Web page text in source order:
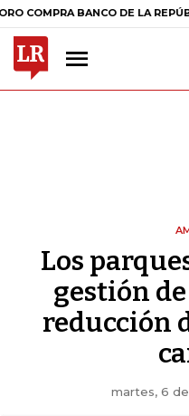
BANCO DE LA REPÚBLICA $
Los
gestión
reducción
martes, 6